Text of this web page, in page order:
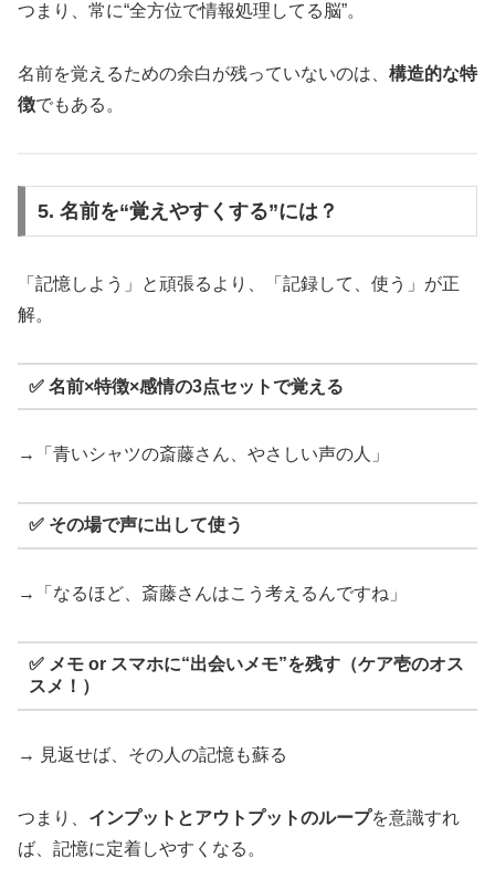
つまり、常に“全方位で情報処理してる脳”。
名前を覚えるための余白が残っていないのは、 構造的な特
徴でもある。
5. 名前を“覚えやすくする”には？
「記憶しよう」と頑張るより、「記録して、使う」が正
解。
✅ 名前×特徴×感情の3点セットで覚える
→「青いシャツの斎藤さん、やさしい声の人」
✅ その場で声に出して使う
→「なるほど、斎藤さんはこう考えるんですね」
✅ メモ or スマホに“出会いメモ”を残す（ケア壱のオス
スメ！）
→ 見返せば、その人の記憶も蘇る
つまり、 インプットとアウトプットのループを意識すれ
ば、記憶に定着しやすくなる。